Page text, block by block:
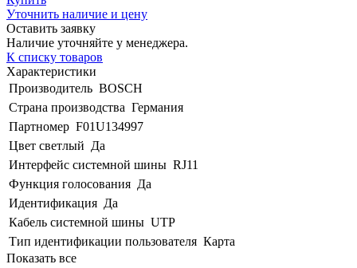
Уточнить наличие и цену
Оставить заявку
Наличие уточняйте у менеджера.
К списку товаров
Характеристики
Производитель BOSCH
Страна производства Германия
Партномер F01U134997
Цвет светлый Да
Интерфейс системной шины RJ11
Функция голосования Да
Идентификация Да
Кабель системной шины UTP
Тип идентификации пользователя Карта
Показать все